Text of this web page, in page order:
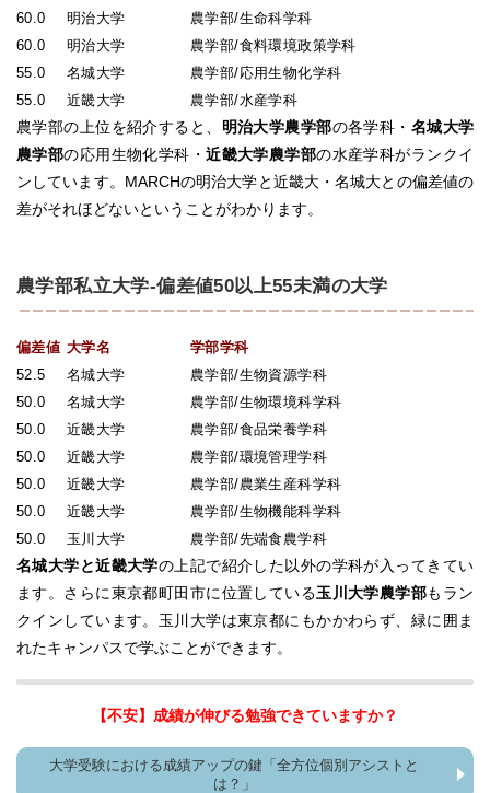
60.0
明治大学
農学部/生命科学科
60.0
明治大学
農学部/食料環境政策学科
55.0
名城大学
農学部/応用生物化学科
55.0
近畿大学 農学部/水産学科
農学部の上位を紹介すると、 明治大学農学部の各学科・ 名城大学
農学部の応用生物化学科・近畿大学農学部の水産学科がランクイ
ンしています。MARCHの明治大学と近畿大・名城大との偏差値の
差がそれほどないということがわかります。
農学部私立大学-偏差値50以上55未満の大学
偏差値 大学名
学部学科
52.5
名城大学
農学部/生物資源学科
50.0
名城大学
農学部/生物環境科学科
50.0
近畿大学
農学部/食品栄養学科
50.0
近畿大学
農学部/環境管理学科
50.0
近畿大学
農学部/農業生産科学科
50.0
近畿大学
農学部/生物機能科学科
50.0
玉川大学 農学部/先端食農学科
名城大学と近畿大学の上記で紹介した以外の学科が入ってきてい
ます。さらに東京都町田市に位置している玉川大学農学部もラン
クインしています。玉川大学は東京都にもかかわらず、緑に囲ま
れたキャンパスで学ぶことができます。
【不安】成績が伸びる勉強できていますか？
大学受験における成績アップの鍵「全方位個別アシストと
は？」